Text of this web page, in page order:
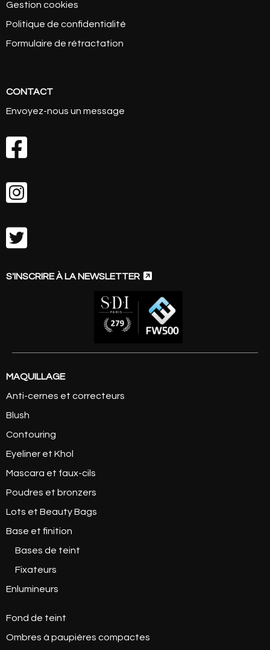
Gestion cookies
Politique de confidentialité
Formulaire de rétractation
CONTACT
Envoyez-nous un message



S'INSCRIRE À LA NEWSLETTER 
MAQUILLAGE
Anti-cernes et correcteurs
Blush
Contouring
Eyeliner et Khol
Mascara et faux-cils
Poudres et bronzers
Lots et Beauty Bags
Base et finition
Bases de teint
Fixateurs
Enlumineurs
Fond de teint
Ombres à paupières compactes